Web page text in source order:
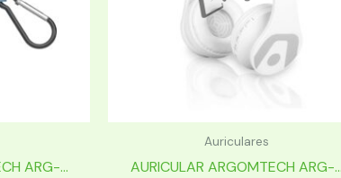
ARG-...
Auriculares
AURICULAR ARGOMTECH ARG-...